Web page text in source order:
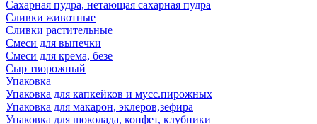
Сахарная пудра, нетающая сахарная пудра
Сливки животные
Сливки растительные
Смеси для выпечки
Смеси для крема, безе
Сыр творожный
Упаковка
Упаковка для капкейков и мусс.пирожных
Упаковка для макарон, эклеров,зефира
Упаковка для шоколада, конфет, клубники